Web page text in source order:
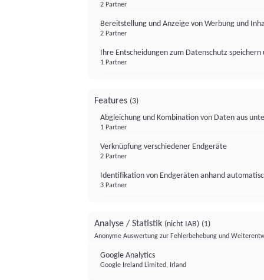
2 Partner
Bereitstellung und Anzeige von Werbung und
2 Partner
Ihre Entscheidungen zum Datenschutz
1 Partner
Features (3)
Abgleichung und Kombination von Daten aus
1 Partner
Verknüpfung verschiedener Endgeräte
2 Partner
Identifikation von Endgeräten anhand
3 Partner
Analyse / Statistik (nicht IAB) (1)
Anonyme Auswertung zur Fehlerbehebung und
Google Analytics
Google Ireland Limited, Irland